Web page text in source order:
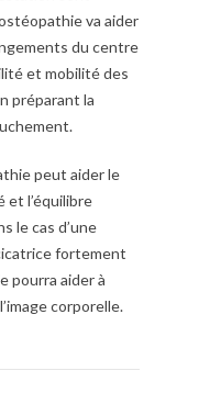
va aider
du centre
et mobilité des
préparant la
peut aider le
et l’équilibre
le cas d’une
fortement
pourra aider à
corporelle.